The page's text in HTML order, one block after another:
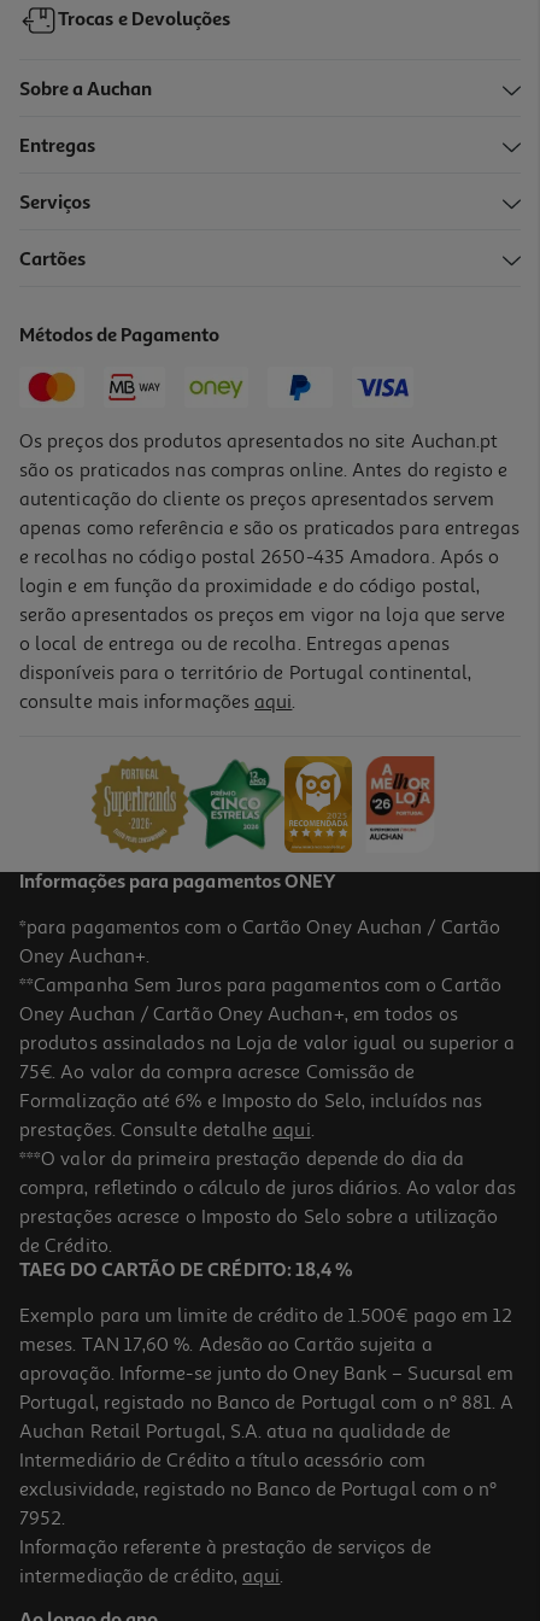
-30%
Price reduced from
4,99 €to
Promoção
Conjunto De 3 Fitas Corretoras Auchan 5mmx8m
Fita Correctora Auchan Roxo "your Life"
1.69 €/un
1,69 €
Fita Correctora Auchan Azul "your Life"
Trocas e Devoluções
Sobre a Auchan
Entregas
Serviços
Cartões
Métodos de Pagamento
Os preços dos produtos apresentados no site Auchan.pt
são os praticados nas compras online. Antes do registo e
autenticação do cliente os preços apresentados servem
apenas como referência e são os praticados para entregas
e recolhas no código postal 2650-435 Amadora. Após o
login e em função da proximidade e do código postal,
serão apresentados os preços em vigor na loja que serve
o local de entrega ou de recolha. Entregas apenas
disponíveis para o território de Portugal continental,
consulte mais informações aqui.
Informações para pagamentos ONEY
*para pagamentos com o Cartão Oney Auchan / Cartão
Oney Auchan+.
**Campanha Sem Juros para pagamentos com o Cartão
Oney Auchan / Cartão Oney Auchan+, em todos os
produtos assinalados na Loja de valor igual ou superior a
75€. Ao valor da compra acresce Comissão de
Formalização até 6% e Imposto do Selo, incluídos nas
prestações. Consulte detalhe aqui.
***O valor da primeira prestação depende do dia da
compra, refletindo o cálculo de juros diários. Ao valor das
prestações acresce o Imposto do Selo sobre a utilização
de Crédito.
TAEG DO CARTÃO DE CRÉDITO: 18,4 %
Exemplo para um limite de crédito de 1.500€ pago em 12
meses. TAN 17,60 %. Adesão ao Cartão sujeita a
aprovação. Informe-se junto do Oney Bank – Sucursal em
Portugal, registado no Banco de Portugal com o nº 881. A
Auchan Retail Portugal, S.A. atua na qualidade de
Intermediário de Crédito a título acessório com
exclusividade, registado no Banco de Portugal com o nº
7952.
Informação referente à prestação de serviços de
intermediação de crédito, aqui.